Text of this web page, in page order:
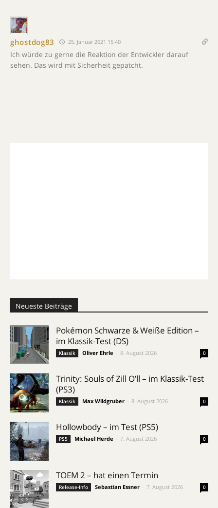
ghostdog83 25. Januar 2021 15:40
Ich würde zu gerne die Reaktion der Entwickler darauf
sehen. Das wird mit Sicherheit gepatcht.
Neueste Beiträge
Pokémon Schwarze & Weiße Edition –
im Klassik-Test (DS)
Klassik Oliver Ehrle 8. August 2026 0
Trinity: Souls of Zill O’ll – im Klassik-Test
(PS3)
Klassik Max Wildgruber 8. August 2026 0
Hollowbody – im Test (PS5)
PS5 Michael Herde 7. August 2026 0
TOEM 2 – hat einen Termin
Release-Info Sebastian Essner 7. August 2026 0